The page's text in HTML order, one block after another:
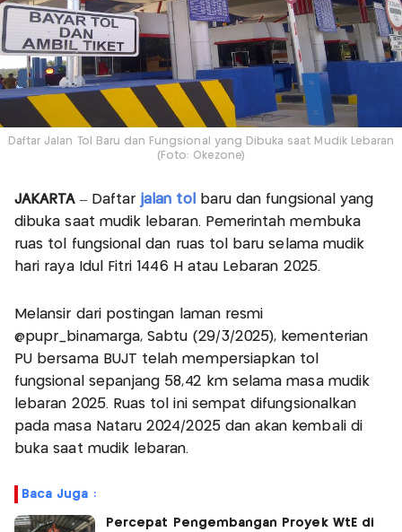
Daftar Jalan Tol Baru dan Fungsional yang Dibuka saat Mudik Lebaran
(Foto: Okezone)
JAKARTA– Daftar jalan tol
baru dan fungsional yang
dibuka saat mudik lebaran. Pemerintah membuka
ruas tol fungsional dan ruas tol baru selama mudik
hari raya Idul Fitri 1446 H atau Lebaran 2025.
Melansir dari postingan laman resmi
@pupr_binamarga, Sabtu (29/3/2025), kementerian
PU bersama BUJT telah mempersiapkan tol
fungsional sepanjang 58,42 km selama masa mudik
lebaran 2025. Ruas tol ini sempat difungsionalkan
pada masa Nataru 2024/2025 dan akan kembali di
buka saat mudik lebaran.
Baca Juga :
Percepat Pengembangan Proyek WtE di